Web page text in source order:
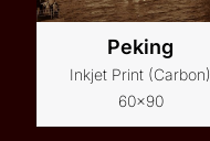
Peking
Inkjet Print (Carbon)
60x90